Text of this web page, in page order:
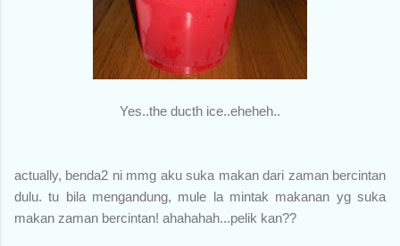
Yes..the ducth ice..eheheh..
actually, benda2 ni mmg aku suka makan dari zaman bercintan
dulu. tu bila mengandung, mule la mintak makanan yg suka
makan zaman bercintan! ahahahah...pelik kan??